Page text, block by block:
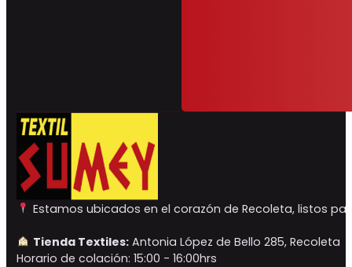
Estamos ubicados en el corazón de Recoleta, listos
Tienda Textiles:Antonia López de Bello 285, Recoleta
Horario de colación: 15:00 - 16:00hrs